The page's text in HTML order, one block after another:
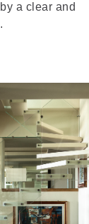
a clear and